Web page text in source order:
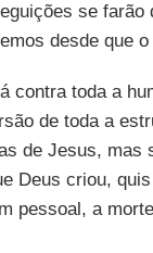
se farão
desde que
contra toda a
de toda a
de Jesus, mas
Deus criou,
pessoal, a